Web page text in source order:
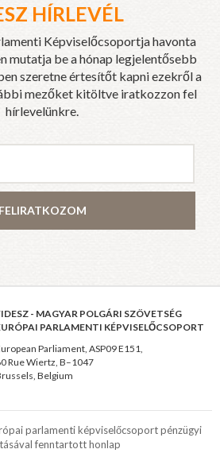
HÍRLEVÉL
Képviselőcsoportja havonta
mutatja be a hónap legjelentősebb
szeretne értesítőt kapni ezekről a
mezőket kitöltve iratkozzon fel
hírlevelünkre.
FELIRATKOZOM
- MAGYAR POLGÁRI SZÖVETSÉG
PARLAMENTI KÉPVISELŐCSOPORT
Parliament, ASP09 E151,
Rue Wiertz, B–1047
Belgium
parlamenti képviselőcsoport pénzügyi
fenntartott honlap